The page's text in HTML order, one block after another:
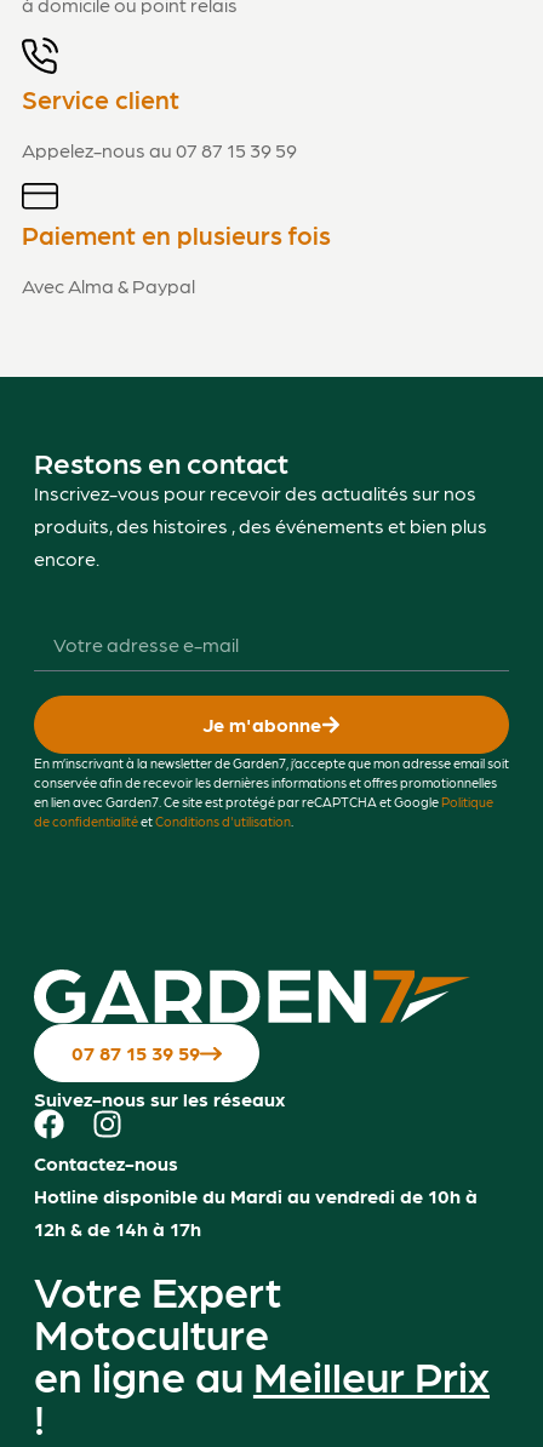
Service client
Appelez-nous au 07 87 15 39 59
Paiement en plusieurs fois
Avec Alma & Paypal
Restons en contact
Inscrivez-vous pour recevoir des actualités sur nos
produits, des histoires , des événements et bien plus
encore.
Je m'abonne
En m’inscrivant à la newsletter de Garden7, j’accepte que mon adresse email soit
conservée afin de recevoir les dernières informations et offres promotionnelles
en lien avec Garden7. Ce site est protégé par reCAPTCHA et GooglePolitique
de confidentialitéetConditions d'utilisation.
07 87 15 39 59
Suivez-nous sur les réseaux
Contactez-nous
Hotline disponible du Mardi au vendredi de 10h à
12h & de 14h à 17h
Votre Expert
Motoculture
en ligne au Meilleur Prix
!